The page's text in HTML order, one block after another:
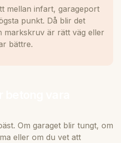
mellan infart, garageport
punkt. Då blir det
markskruv är rätt väg eller
bättre.
Om garaget blir tungt, om
eller om du vet att